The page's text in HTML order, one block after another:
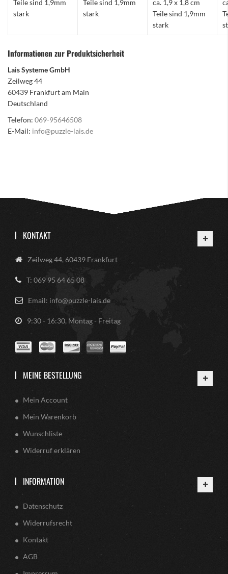
Teile sind 1,9mm
stark
Teile sind 1,9mm
stark
ca. 1,9 x 1,8 cm
Teile sind 1,9mm
stark
Informationen zur Produktsicherheit
Lais Systeme GmbH
Zeilweg 44
60439 Frankfurt am Main
Deutschland
Telefon: 069-95646508
E-Mail: info@puzzle-lais.de
KONTAKT
Zeilweg 44, 60439 Frankfurt
T: 069 95 64 65 08
Email: info@puzzle-lais.de
9:30 - 16:30, Montag - Freitag
MEINE BESTELLUNG
Mein Account
Mein Warenkorb
Wunschliste
Widerruf erklären
INFORMATION
Datenschutz
Widerrufsrecht
Kontakt
AGB